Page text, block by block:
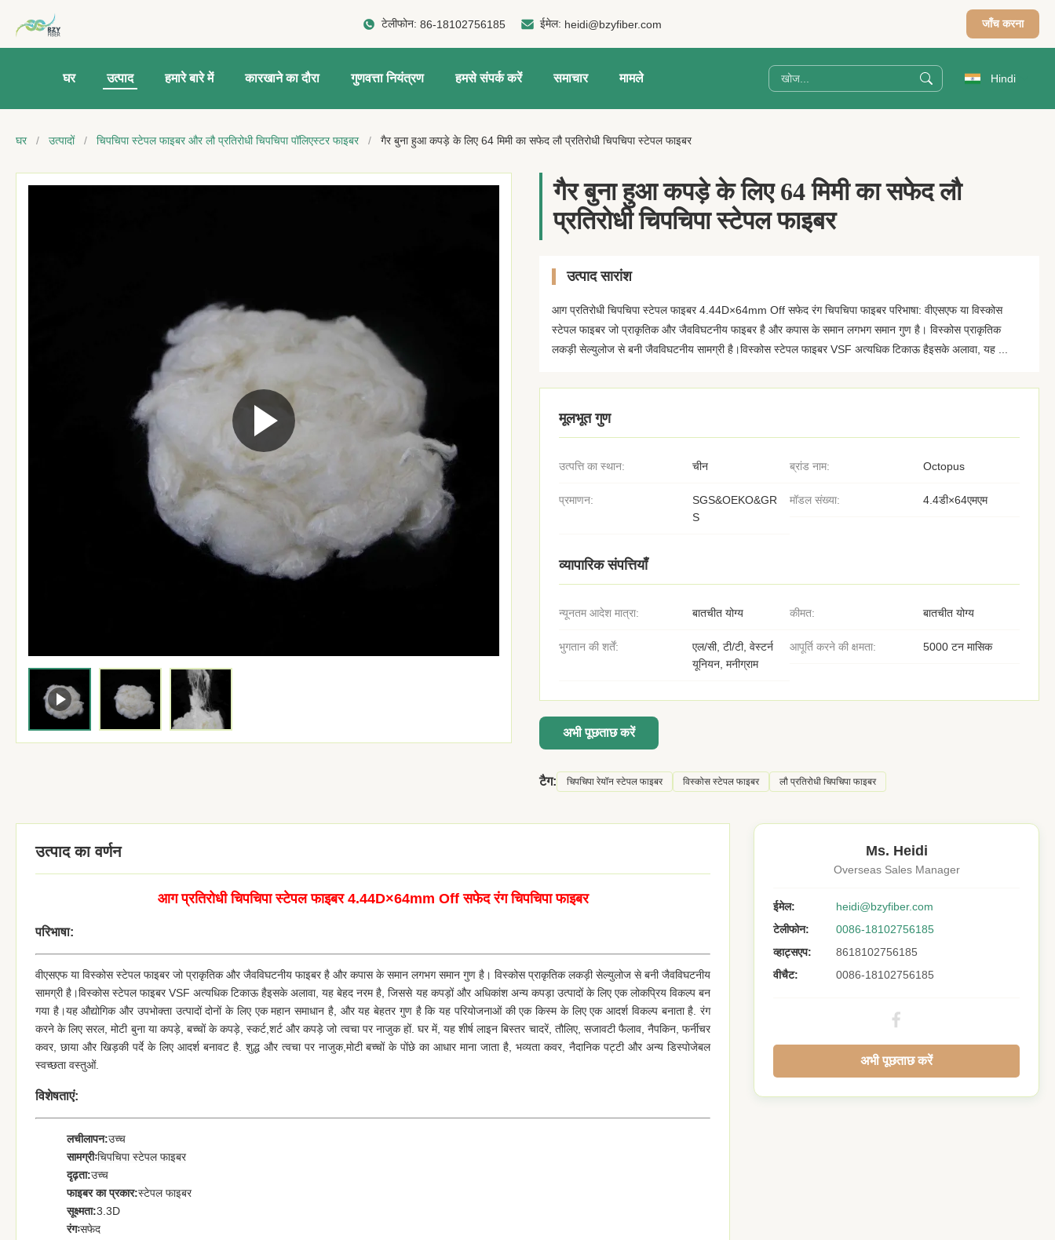
टेलीफोन:86-18102756185 ईमेल: heidi@bzyfiber.com जाँच करना
घर उत्पाद हमारे बारे में कारखाने का दौरा गुणवत्ता नियंत्रण हमसे संपर्क करें समाचार मामले Hindi
घर / उत्पादों / चिपचिपा स्टेपल फाइबर और लौ प्रतिरोधी चिपचिपा पॉलिएस्टर फाइबर / गैर बुना हुआ कपड़े के लिए 64 मिमी का सफेद लौ प्रतिरोधी चिपचिपा स्टेपल फाइबर
गैर बुना हुआ कपड़े के लिए 64 मिमी का सफेद लौ
प्रतिरोधी चिपचिपा स्टेपल फाइबर
उत्पाद सारांश
आग प्रतिरोधी चिपचिपा स्टेपल फाइबर 4.44D×64mm Off सफेद रंग चिपचिपा फाइबर परिभाषा: वीएसएफ या विस्कोस
स्टेपल फाइबर जो प्राकृतिक और जैवविघटनीय फाइबर है और कपास के समान लगभग समान गुण है। विस्कोस प्राकृतिक
लकड़ी सेल्युलोज से बनी जैवविघटनीय सामग्री है।विस्कोस स्टेपल फाइबर VSF अत्यधिक टिकाऊ हैइसके अलावा, यह ...
मूलभूत गुण
उत्पत्ति का स्थान: चीन ब्रांड नाम: Octopus
प्रमाणन:
SGS&OEKO&GR
S
मॉडल संख्या: 4.4डी×64एमएम
व्यापारिक संपत्तियाँ
न्यूनतम आदेश मात्रा: बातचीत योग्य कीमत: बातचीत योग्य
भुगतान की शर्तें:
एल/सी, टी/टी, वेस्टर्न
यूनियन, मनीग्राम
आपूर्ति करने की क्षमता: 5000 टन मासिक
अभी पूछताछ करें
टैग: चिपचिपा रेयॉन स्टेपल फाइबर विस्कोस स्टेपल फाइबर लौ प्रतिरोधी चिपचिपा फाइबर
उत्पाद का वर्णन
आग प्रतिरोधी चिपचिपा स्टेपल फाइबर 4.44D×64mm Off सफेद रंग चिपचिपा फाइबर
परिभाषा:
वीएसएफ या विस्कोस स्टेपल फाइबर जो प्राकृतिक और जैवविघटनीय फाइबर है और कपास के समान लगभग समान गुण है। विस्कोस प्राकृतिक लकड़ी सेल्युलोज से बनी जैवविघटनीय
सामग्री है।विस्कोस स्टेपल फाइबर VSF अत्यधिक टिकाऊ हैइसके अलावा, यह बेहद नरम है, जिससे यह कपड़ों और अधिकांश अन्य कपड़ा उत्पादों के लिए एक लोकप्रिय विकल्प बन
गया है।यह औद्योगिक और उपभोक्ता उत्पादों दोनों के लिए एक महान समाधान है, और यह बेहतर गुण है कि यह परियोजनाओं की एक किस्म के लिए एक आदर्श विकल्प बनाता है. रंग
करने के लिए सरल, मोटी बुना या कपड़े, बच्चों के कपड़े, स्कर्ट,शर्ट और कपड़े जो त्वचा पर नाजुक हों. घर में, यह शीर्ष लाइन बिस्तर चादरें, तौलिए, सजावटी फैलाव, नैपकिन, फर्नीचर
कवर, छाया और खिड़की पर्दे के लिए आदर्श बनावट है. शुद्ध और त्वचा पर नाजुक,मोटी बच्चों के पोंछे का आधार माना जाता है, भव्यता कवर, नैदानिक पट्टी और अन्य डिस्पोजेबल
स्वच्छता वस्तुओं.
विशेषताएं:
लचीलापन:उच्च
सामग्रीःचिपचिपा स्टेपल फाइबर
दृढ़ता:उच्च
फाइबर का प्रकार:स्टेपल फाइबर
सूक्ष्मता:3.3D
रंगःसफेद
Ms. Heidi
Overseas Sales Manager
ईमेल:
heidi@bzyfiber.com
टेलीफोन:
0086-18102756185
व्हाट्सएप:
8618102756185
वीचैट:
0086-18102756185
अभी पूछताछ करें